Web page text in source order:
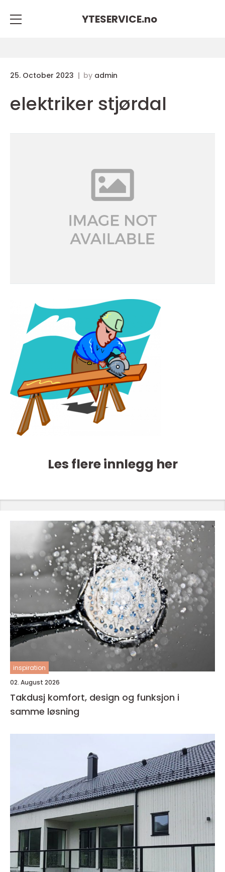
YTESERVICE.no
25. October 2023 by admin
elektriker stjørdal
Les flere innlegg her
inspiration
02. August 2026
Takdusj komfort, design og funksjon i
samme løsning